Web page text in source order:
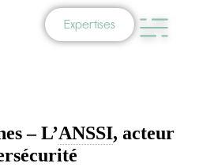
Expertises
– L’ANSSI, acteur